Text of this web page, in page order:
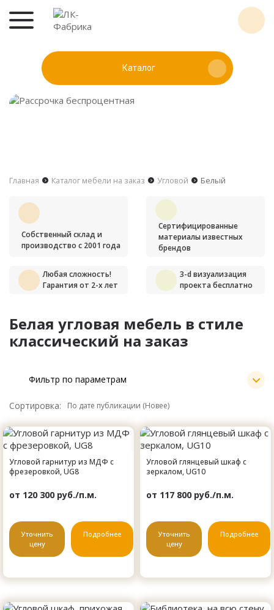
Каталог
Главная Каталог мебели на заказ Угловой Белый
Собственный склад и
производство с 2001 года
Сертифицированные
материалы известных
брендов
Любая сложность!
Гарантия от 2-х лет
3-d визуализация
проекта бесплатно
Белая угловая мебель в стиле
классический на заказ
Фильтр по параметрам
Сортировка:
Угловой гарнитур из МДФ с
фрезеровкой, UG8
от 120 300 руб./п.м.
Уточнить
цену
Подробнее
Угловой глянцевый шкаф с
зеркалом, UG10
от 117 800 руб./п.м.
Уточнить
цену
Подробнее